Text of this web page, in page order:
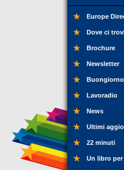
Europe
Dove ci
Brochure
Newsletter
Lavoradio
News
Ultimi
22 minuti
Un libro